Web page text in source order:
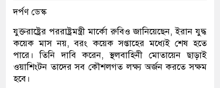
দর্পণ ডেস্ক
যুক্তরাষ্ট্রের পররাষ্ট্রমন্ত্রী মার্কো রুবিও জানিয়েছেন, ইরান যুদ্ধ
কয়েক মাস নয়, বরং কয়েক সপ্তাহের মধ্যেই শেষ হতে
পারে। তিনি দাবি করেন, স্থলবাহিনী মোতায়েন ছাড়াই
ওয়াশিংটন তাদের সব কৌশলগত লক্ষ্য অর্জন করতে সক্ষম
হবে।